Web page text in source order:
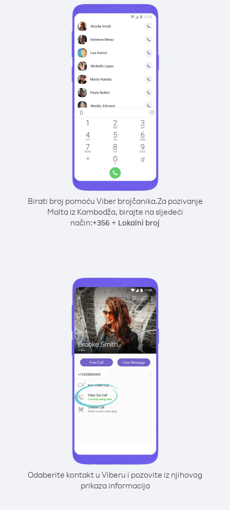
Birati broj pomoću Viber brojčanika.Za pozivanje
Malta iz Kambodža, birajte na sljedeći
način:+356 + Lokalni broj
Odaberite kontakt u Viberu i pozovite iz njihovog
prikaza informacija